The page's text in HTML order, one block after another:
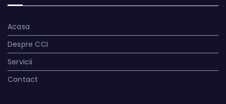
Acasa
Despre CCI
Servicii
Contact